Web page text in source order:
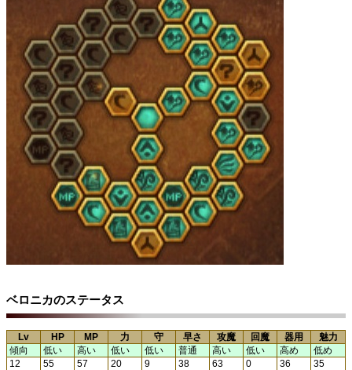
ベロニカのステータス
Lv HP MP 力 守 早さ 攻魔 回魔 器用
魅力
傾向
低い 高い 低い 低い 普通 高い 低い 高め
低め
12
55 57 20 9 38 63 0 36
35